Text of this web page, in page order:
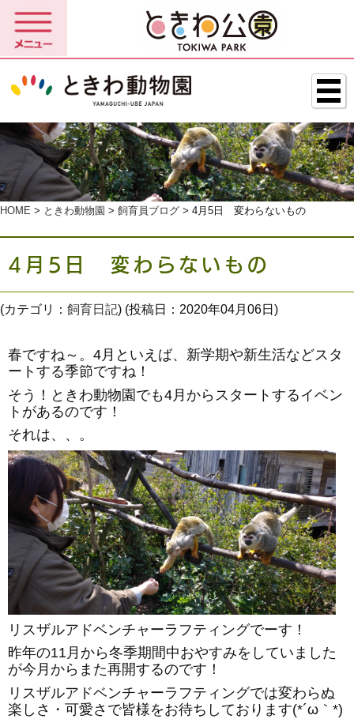
HOME > ときわ動物園 > 飼育員ブログ > 4月5日 変わらないもの
4月5日 変わらないもの
(カテゴリ： 飼育日記) (投稿日：2020年04月06日)
春ですね～。4月といえば、新学期や新生活などスタ
ートする季節ですね！
そう！ときわ動物園でも4月からスタートするイベン
トがあるのです！
それは、、。
リスザルアドベンチャーラフティングでーす！
昨年の11月から冬季期間中おやすみをしていました
が今月からまた再開するのです！
リスザルアドベンチャーラフティングでは変わらぬ
楽しさ・可愛さで皆様をお待ちしております(*´ω｀*)